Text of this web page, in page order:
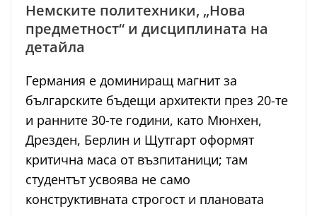
Немските политехники, „Нова
предметност“ и дисциплината на
детайла
Германия е доминиращ магнит за
българските бъдещи архитекти през 20-те
и ранните 30-те години, като Мюнхен,
Дрезден, Берлин и Щутгарт оформят
критична маса от възпитаници; там
студентът усвоява не само
конструктивната строгост и плановата